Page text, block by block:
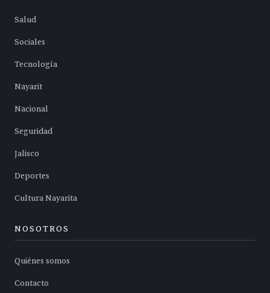
Salud
Sociales
Tecnología
Nayarit
Nacional
Seguridad
Jalisco
Deportes
Cultura Nayarita
NOSOTROS
Quiénes somos
Contacto